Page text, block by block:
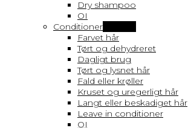
Dry shampoo
OI
Conditioner
Farvet hår
Tørt og dehydreret
Dagligt brug
Tørt og lysnet hår
Fald eller krøller
Kruset og uregerligt hår
Langt eller beskadiget hår
Leave in conditioner
OI